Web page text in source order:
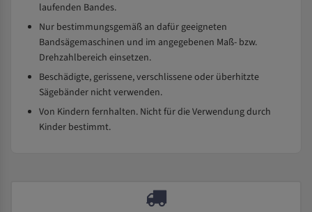
laufenden Bandes.
Nur bestimmungsgemäß an dafür geeigneten
Bandsägemaschinen und im angegebenen Maß- bzw.
Drehzahlbereich einsetzen.
Beschädigte, gerissene, verschlissene oder überhitzte
Sägebänder nicht verwenden.
Von Kindern fernhalten. Nicht für die Verwendung durch
Kinder bestimmt.